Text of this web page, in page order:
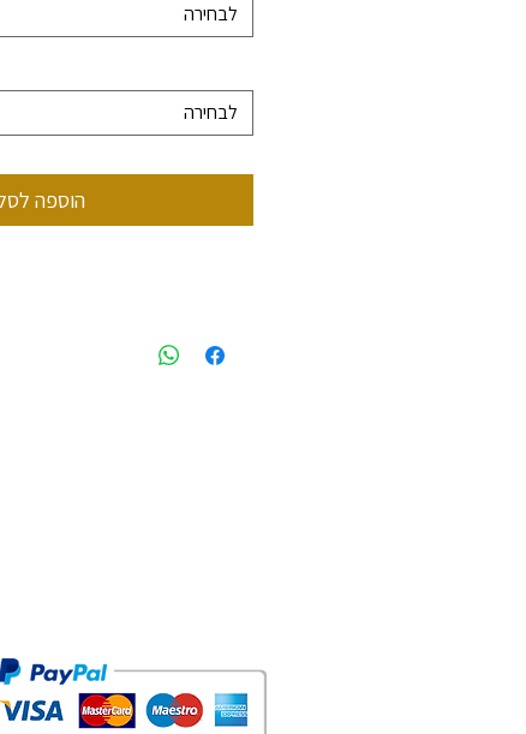
לבחירה
לבחירה
הוספה